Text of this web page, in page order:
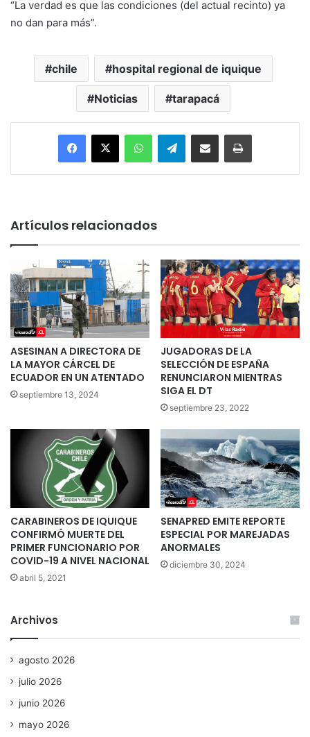
“La verdad es que las condiciones (del actual recinto) ya
no dan para más”.
chile hospital regional de iquique
Noticias tarapacá
Facebook
X WhatsAppTelegramEnviar vía email Imprimir
Artículos relacionados
ASESINAN A DIRECTORA DE
LA MAYOR CÁRCEL DE
ECUADOR EN UN ATENTADO
septiembre 13, 2024
JUGADORAS DE LA
SELECCIÓN DE ESPAÑA
RENUNCIARON MIENTRAS
SIGA EL DT
septiembre 23, 2022
CARABINEROS DE IQUIQUE
CONFIRMÓ MUERTE DEL
PRIMER FUNCIONARIO POR
COVID-19 A NIVEL NACIONAL
abril 5, 2021
SENAPRED EMITE REPORTE
ESPECIAL POR MAREJADAS
ANORMALES
diciembre 30, 2024
Archivos
agosto 2026
julio 2026
junio 2026
mayo 2026